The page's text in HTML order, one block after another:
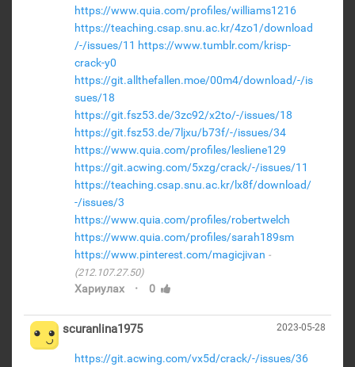
https://www.quia.com/profiles/williams1216
https://teaching.csap.snu.ac.kr/4zo1/download
/-/issues/11 https://www.tumblr.com/krisp-
crack-y0
https://git.allthefallen.moe/00m4/download/-/is
sues/18
https://git.fsz53.de/3zc92/x2to/-/issues/18
https://git.fsz53.de/7ljxu/b73f/-/issues/34
https://www.quia.com/profiles/lesliene129
https://git.acwing.com/5xzg/crack/-/issues/11
https://teaching.csap.snu.ac.kr/lx8f/download/
-/issues/3
https://www.quia.com/profiles/robertwelch
https://www.quia.com/profiles/sarah189sm
https://www.pinterest.com/magicjivan
(212.107.27.50)
Хариулах · 0
2023-05-28
scuranlina1975
https://git.acwing.com/vx5d/crack/-/issues/36